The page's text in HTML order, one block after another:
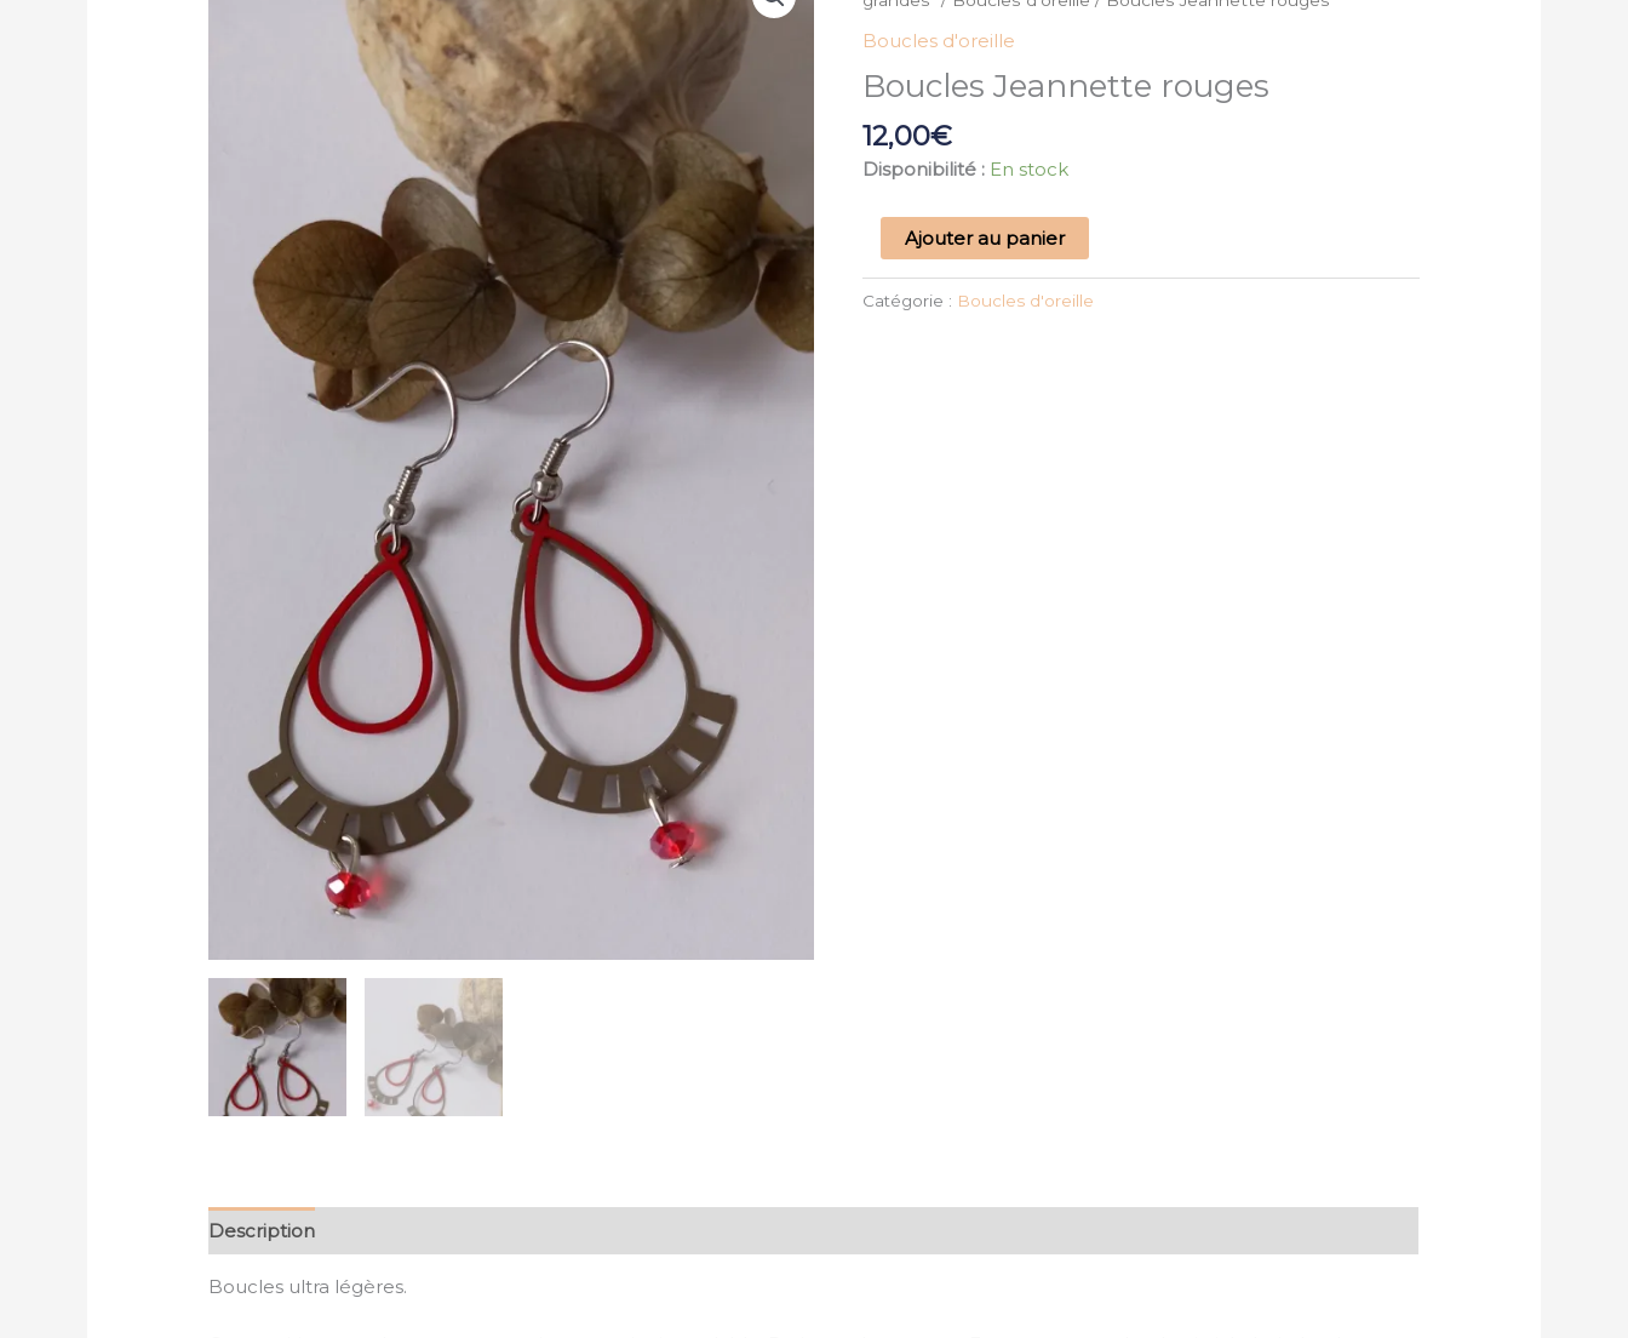
Boucles d'oreille
Boucles Jeannette rouges
12,00€
Disponibilité : En stock
rouges
Ajouter au panier
Catégorie : Boucles d'oreille
Description
Boucles ultra légères.